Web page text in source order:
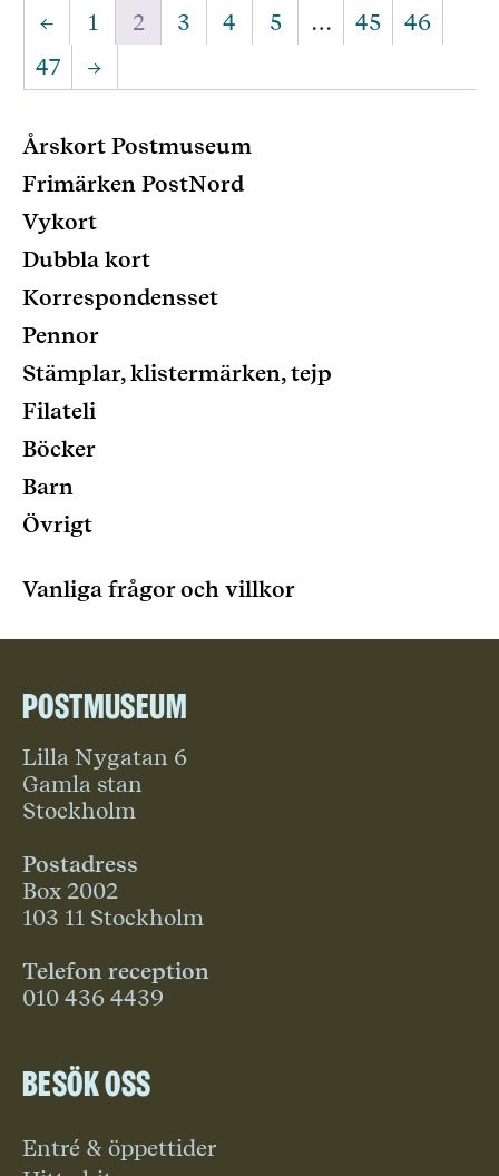
← 1 2 3 4 5 … 45
46
47
→
Årskort Postmuseum
Frimärken PostNord
Vykort
Dubbla kort
Korrespondensset
Pennor
Stämplar, klistermärken, tejp
Filateli
Böcker
Barn
Övrigt
Vanliga frågor och villkor
Postmuseum
Lilla Nygatan 6
Gamla stan
Stockholm
Postadress
Box 2002
103 11 Stockholm
Telefon reception
010 436 4439
Besök oss
Entré & öppettider